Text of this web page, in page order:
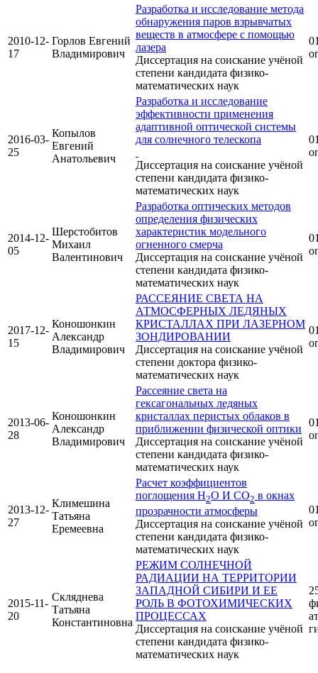
2010-12-
17
Горлов Евгений
Владимирович
Разработка и исследование метода
обнаружения паров взрывчатых
веществ в атмосфере с помощью
лазера
Диссертация на соискание учёной
степени кандидата физико-
математических наук
2016-03-
25
Копылов
Евгений
Анатольевич
Разработка и исследование
эффективности применения
адаптивной оптической системы
для солнечного телескопа
Диссертация на соискание учёной
степени кандидата физико-
математических наук
2014-12-
05
Шерстобитов
Михаил
Валентинович
Разработка оптических методов
определения физических
характеристик модельного
огненного смерча
Диссертация на соискание учёной
степени кандидата физико-
математических наук
2017-12-
15
Коношонкин
Александр
Владимирович
РАССЕЯНИЕ СВЕТА НА
АТМОСФЕРНЫХ ЛЕДЯНЫХ
КРИСТАЛЛАХ ПРИ ЛАЗЕРНОМ
ЗОНДИРОВАНИИ
Диссертация на соискание учёной
степени доктора физико-
математических наук
2013-06-
28
Коношонкин
Александр
Владимирович
Рассеяние света на
гексагональных ледяных
кристаллах перистых облаков в
приближении физической оптики
Диссертация на соискание учёной
степени кандидата физико-
математических наук
2013-12-
27
Климешина
Татьяна
Еремеевна
Расчет коэффициентов
поглощения Н2О И СО2 в окнах
прозрачности атмосферы
Диссертация на соискание учёной
степени кандидата физико-
математических наук
2015-11-
20
Скляднева
Татьяна
Константиновна
РЕЖИМ СОЛНЕЧНОЙ
РАДИАЦИИ НА ТЕРРИТОРИИ
ЗАПАДНОЙ СИБИРИ И ЕЕ
РОЛЬ В ФОТОХИМИЧЕСКИХ
ПРОЦЕССАХ
Диссертация на соискание учёной
степени кандидата физико-
математических наук